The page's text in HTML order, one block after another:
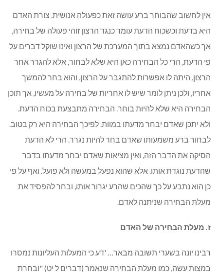
אין לחשוב שהבוחר ברע עושה זאת כפעולה אנושית. צורת האדם
היא בדעת וכשכוח הדעת עומד כנגד הרצון זוהי פעולה של בחירה,
אך כשהאדם נמצא בתוך המערכת של הרצון ואינו שוקל דברים על
פי הדעת, הרי כל הבחירה כאן היא שלא לבחור, אלא להגרר אחר
הרצון, היתה לו אפשרות להתגבר על הרצון, והוא בחר להמשך
אחריו, ולכן ניתן לומר שיש לו אחריות של בחירה על מעשיו, אך תוכן
הבחירה היא שלא להיות בוחר. הבחירה מתבצעת בכוח הדעת.
ולא יתכן שאדם יבחר מדעתו במוות. לפיכך הבחירה היא רק בטוב.
לבחור ברע משמעותו שאדם בחר להיות נגרר. הרי לא הדעת
הסיקה את הדבר הזה, ואין מציאות שאדם יבחר מדעתו בדבר
שהדעת נוגדת אותו. אלא שהוא נפעל במעשה ולא פועל. ואף על פי
כן הוא נתבע על כך שהכים שהרע יגרור אותו, ובחר להפסיד את
מעלת הבחירה שניתנה לאדם.
ז. מעלת הבחירה של האדם
רבינו יונה בשערי תשובה מבאר… 'דע כי המעלות העליונות נמסרו
במצות עשה, כמו מעלת הבחירה שנאמר (דברים ל יט) "ובחרת